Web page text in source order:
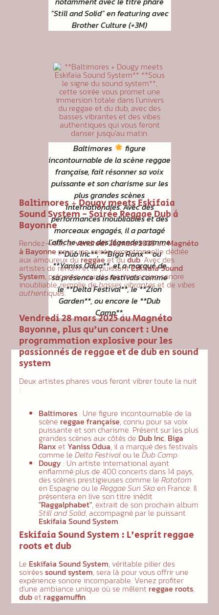
“Still and Solid” en featuring avec
Brother Culture (+3M)
Baltimores
figure
incontournable de la scène reggae
française, fait résonner sa voix
puissante et son charisme sur les
plus grandes scènes
internationales. Avec des
performances inoubliables et des
morceaux engagés, il a partagé
l’affiche avec des légendes comme
**Dub Inc**, **Biga Ranx** ou
**Yaniss Odua**, et a marqué de
sa présence des festivals comme
le **Delta Festival**, le **Zion
Garden**, ou encore le **Dub
Camp**.
Baltimores + Dougy meets Eskifaia
Sound System - Soirée Reggae Dub à
Bayonne
Rendez-vous levendredi 28 mars 2025auMagnéto
à Bayonne pour une soirée exceptionnelle dédiée
aux amoureux dureggae et dudub. Avec des
artistes de renom et le puissantEskifaia Sound
System, préparez-vous à une immersion sonore
inoubliable, remplie debasses vibranteset de vibes
authentiques.
Vendredi 28 mars 2025 au Magnéto
Bayonne, plus qu'un concert : Une
programmation explosive pour les
passionnés de reggae et de dub en sound
system
Deux artistes phares vous feront vibrer toute la nuit
:
Baltimores: Une figure incontournable de la
scène reggae française, connu pour sa voix
puissante et son charisme. Présent sur les plus
grandes scènes aux côtés de Dub Inc, Biga
Ranx et Yaniss Odua, il a marqué des festivals
comme le Delta Festivalou le Dub Camp.
Dougy : Un artiste international ayant
enflammé plus de 400 concerts dans 14 pays,
des scènes prestigieuses comme le Rototom
en Espagne ou leReggae Sun Skaen France. Il
présentera en live son titre inédit
"Raggalphabet", extrait de son prochain album
Still and Solid, accompagné par le puissant
Eskifaia Sound System.
Eskifaia Sound System : L'esprit reggae
roots et dub
Le Eskifaia Sound System, véritable pilier des
soiréessound system, sera là pour vous offrir une
expérience sonore incomparable. Venez profiter
d'une ambiance unique où se mêlent reggae roots,
dubet raggamuffin.